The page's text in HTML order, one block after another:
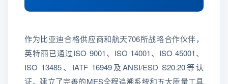
作为比亚迪合格供应商和航天706所战略合作伙伴，
英特丽已通过ISO 9001、ISO 14001、ISO 45001、
ISO 13485、IATF 16949及ANSI/ESD S20.20等认
证，建立了完善的MES全程追溯系统和五大质量工具